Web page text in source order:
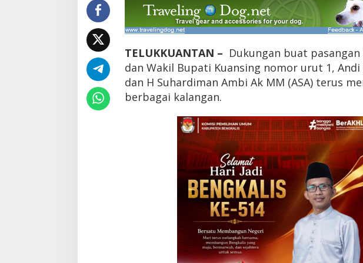
k
u
n
a
n
u
n
t
k
A
S
M
k
i
g
TELUKKUANTAN – Dukungan buat
dan Wakil Bupati Kuansing nomor urut 1, Andi
dan H Suhardiman Ambi Ak MM (ASA) terus
berbagai kalangan.